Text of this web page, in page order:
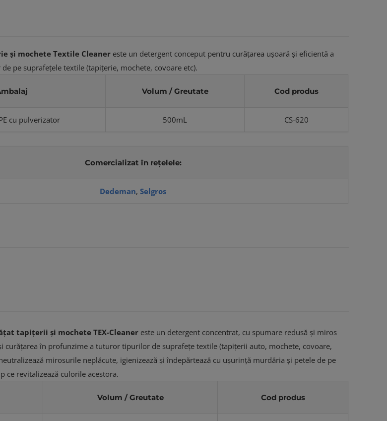
și mochete Textile Cleaner este un detergent conceput pentru curăţarea uşoară şi eficientă a
pe suprafeţele textile (tapiţerie, mochete, covoare etc).
Volum / Greutate Cod produs
cu pulverizator 500mL CS-620
Comercializat în rețelele:
Dedeman,Selgros
tapițerii și mochete TEX-Cleaner este un detergent concentrat, cu spumare redusă și miros
curățarea în profunzime a tuturor tipurilor de suprafețe textile (tapițerii auto, mochete, covoare,
mirosurile neplăcute, igienizează și îndepărtează cu ușurință murdăria și petele de pe
ce revitalizează culorile acestora.
Volum / Greutate Cod produs